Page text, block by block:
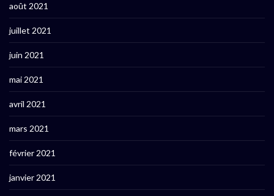
août 2021
juillet 2021
juin 2021
mai 2021
avril 2021
mars 2021
février 2021
janvier 2021